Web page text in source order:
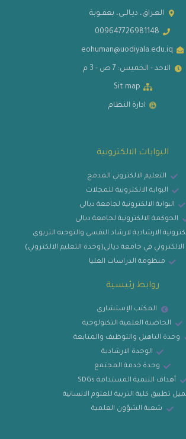
العـراق، ديـالــى، بعقــوبة
009647726981148
eohuman@uodiyala.edu.iq
الاحد - الخميس: 7 ص - 3 م
Sit map
ادارة النظام
البوابات الالكترونية
التعليم الالكتروني المدمج
البوابة الالكترونية للمجلات
البوابة الالكترونية لجامعة ديالى
الحوكمة الالكترونية لجامعة ديالى
الارشادية لارشاد النفسي والتوجيه التربوي
في جامعة ديالى(وحدة التعليم الالكتروني)
منظومة الدراسات العليا
روابط رئيسية
المكتب الإستشاري
الحاضنة العلمية التكنولوجية
وحدة التاهيل والتوظيف والمتابعة
الوحدة الارشادية
وحدة خدمة المجتمع
أهداف التنمية المستدامة SDGs
تطبيق كلية التربية للعلوم الانسانية
شعبة الشؤون العلمية